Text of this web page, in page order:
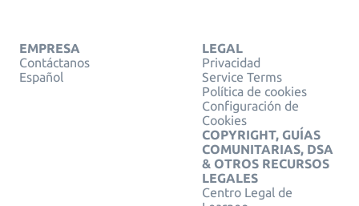
EMPRESA
Contáctanos
Español
LEGAL
Privacidad
Service Terms
Política de cookies
Configuración de
Cookies
COPYRIGHT, GUÍAS
COMUNITARIAS, DSA
& OTROS RECURSOS
LEGALES
Centro Legal de